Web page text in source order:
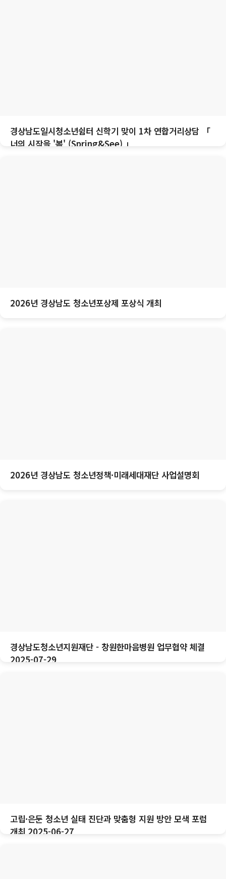
경상남도일시청소년쉼터 신학기 맞이 1차 연합거리상담 「
너의 시작을 '봄' (Spring&See) 」
2026년 경상남도 청소년포상제 포상식 개최
2026년 경상남도 청소년정책·미래세대재단 사업설명회
경상남도청소년지원재단 - 창원한마음병원 업무협약 체결
2025-07-29
고립·은둔 청소년 실태 진단과 맞춤형 지원 방안 모색 포럼
개최 2025-06-27